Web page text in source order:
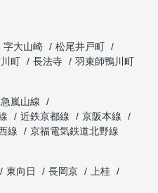
字大山崎
松尾井戸町
町 長法寺
羽束師鴨川町
嵐山線
近鉄京都線
京阪本線
線
京福電気鉄道北野線
東向日 長岡京
上桂